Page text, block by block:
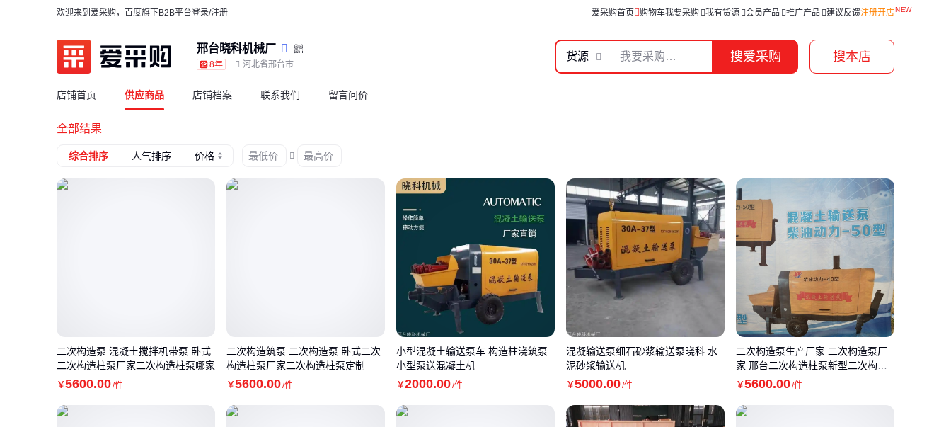
欢迎来到爱采购，百度旗下B2B平台登录/注册 爱采购首页 购物车我要采购 我有货源 会员产品 推广产品 建议反馈注册开店
邢台晓科机械厂
8年 河北省邢台市
搜爱采购 搜本店
货源
店铺首页 供应商品 店铺档案 联系我们 留言问价
全部结果
综合排序 人气排序 价格
二次构造泵 混凝土搅拌机带泵 卧式
二次构造柱泵厂家二次构造柱泵哪家
￥5600.00/件
二次构造筑泵 二次构造泵 卧式二次
构造柱泵厂家二次构造柱泵定制
￥5600.00/件
小型混凝土输送泵车 构造柱浇筑泵
小型泵送混凝土机
￥2000.00/件
混凝输送泵细石砂浆输送泵晓科 水
泥砂浆输送机
￥5000.00/件
二次构造泵生产厂家 二次构造泵厂
家 邢台二次构造柱泵新型二次构造
柱泵价格
￥5600.00/件